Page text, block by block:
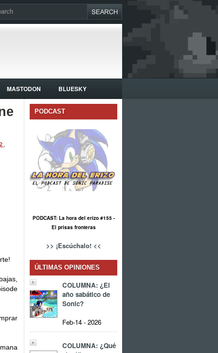
MASTODON BLUESKY
PODCAST
PODCAST: La hora del erizo #155 -
El prisas fronteras
>> ¡Escúchalo! <<
ÚLTIMAS OPINIONES
COLUMNA: ¿El
año sabático de
Sonic?
Feb-14 - 2026
COLUMNA: ¿Qué